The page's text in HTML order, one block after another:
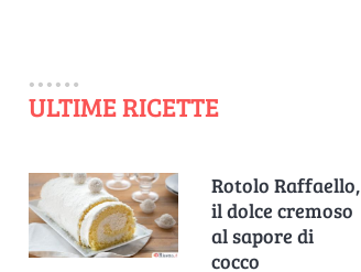
ULTIME RICETTE
Rotolo Raffaello,
il dolce cremoso
al sapore di
cocco